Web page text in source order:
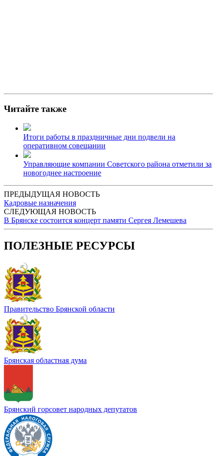
Читайте также
Итоги работы в праздничные дни подвели на
оперативном совещании
Управляющие компании Советского района отметили за
новогоднее настроение
ПРЕДЫДУЩАЯ НОВОСТЬ
Кадровые назначения
СЛЕДУЮЩАЯ НОВОСТЬ
В Брянске состоится концерт памяти Сергея Лемешева
ПОЛЕЗНЫЕ РЕСУРСЫ
Правительство Брянской области
Брянская областная дума
Брянский горсовет народных депутатов